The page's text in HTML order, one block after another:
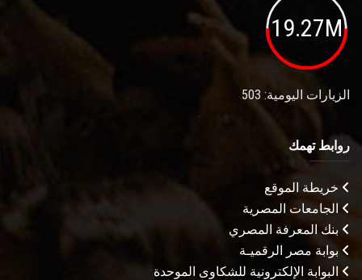
19.27M
الزيارات اليومية: 503
روابط تهمك
خريطة الموقع
الجامعات المصرية
بنك المعرفة المصري
بوابة مصر الرقميـة
البوابة الإلكترونية للشكاوى الموحدة